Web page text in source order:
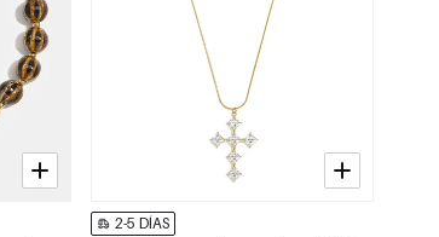
2-5 DÍAS